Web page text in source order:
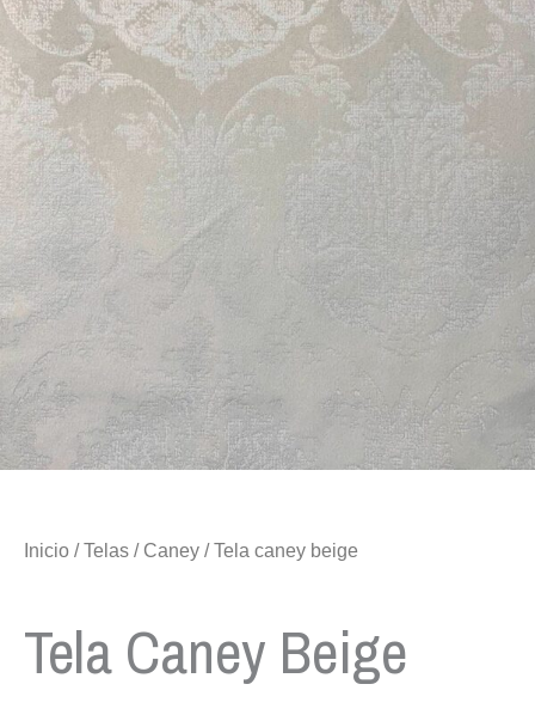
Inicio /Telas / Caney / Tela caney beige
Tela Caney Beige